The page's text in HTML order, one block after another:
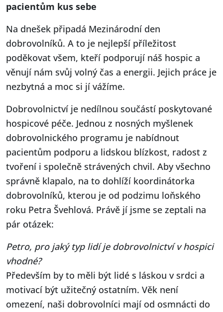
pacientům kus sebe
Na dnešek připadá Mezinárodní den
dobrovolníků. A to je nejlepší příležitost
poděkovat všem, kteří podporují náš hospic a
věnují nám svůj volný čas a energii. Jejich práce je
nezbytná a moc si jí vážíme.
Dobrovolnictví je nedílnou součástí poskytované
hospicové péče. Jednou z nosných myšlenek
dobrovolnického programu je nabídnout
pacientům podporu a lidskou blízkost, radost z
tvoření i společně strávených chvil. Aby všechno
správně klapalo, na to dohlíží koordinátorka
dobrovolníků, kterou je od podzimu loňského
roku Petra Švehlová. Právě jí jsme se zeptali na
pár otázek:
Petro, pro jaký typ lidí je dobrovolnictví v hospici
vhodné?
Především by to měli být lidé s láskou v srdci a
motivací být užitečný ostatním. Věk není
omezení, naši dobrovolníci mají od osmnácti do